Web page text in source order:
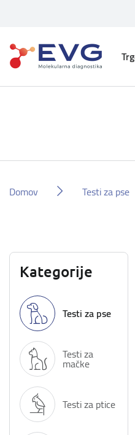
Domov Testi za pse
Kategorije
Testi za pse
Testi za
mačke
Testi za ptice